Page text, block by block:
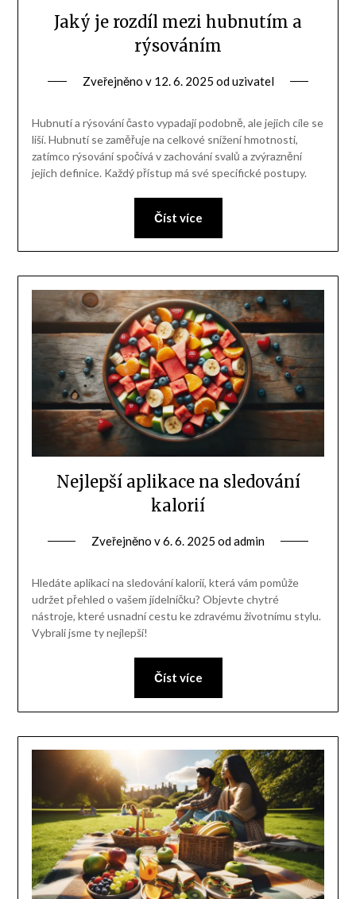
Jaký je rozdíl mezi hubnutím a
rýsováním
Zveřejněno v 12. 6. 2025 oduzivatel
Hubnutí a rýsování často vypadají podobně, ale jejich cíle se
liší. Hubnutí se zaměřuje na celkové snížení hmotnosti,
zatímco rýsování spočívá v zachování svalů a zvýraznění
jejich definice. Každý přístup má své specifické postupy.
Číst více
Nejlepší aplikace na sledování
kalorií
Zveřejněno v6. 6. 2025 odadmin
Hledáte aplikaci na sledování kalorií, která vám pomůže
udržet přehled o vašem jídelníčku? Objevte chytré
nástroje, které usnadní cestu ke zdravému životnímu stylu.
Vybrali jsme ty nejlepší!
Číst více